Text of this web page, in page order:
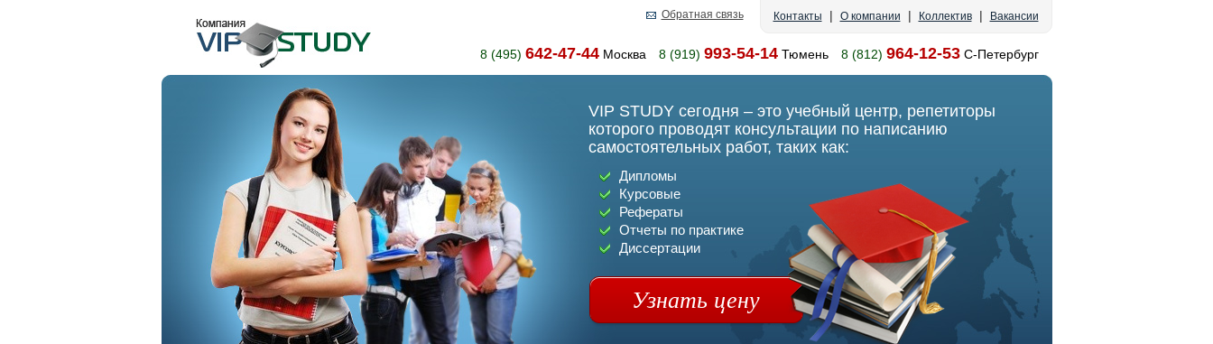
Контакты | О компании | Коллектив| Вакансии
Обратная связь
8 (495) 642-47-44Москва 8 (919) 993-54-14Тюмень 8 (812) 964-12-53С-Петербург
VIP STUDY сегодня – это учебный центр, репетиторы
которого проводят консультации по написанию
самостоятельных работ, таких как:
Дипломы
Курсовые
Рефераты
Отчеты по практике
Диссертации
Узнать цену